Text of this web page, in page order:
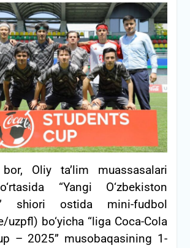
bor, Oliy ta’lim muassasalari
“Yangi O‘zbekiston
shiori ostida mini-fudbol
bo‘yicha “liga Coca-Cola
– 2025” musobaqasining 1-